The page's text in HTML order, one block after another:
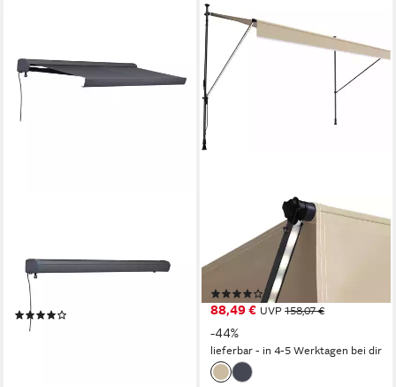
Motorisierung & verschiedene
Größen erhältlich
ab 346,49 €
Klemmmarkise Jávea mit
LED-Lichtstreifen
Breite/Ausfall: 300/150 cm
(4)
88,49 € UVP 158,07 €
-44%
lieferbar - in 4-5 Werktagen bei dir